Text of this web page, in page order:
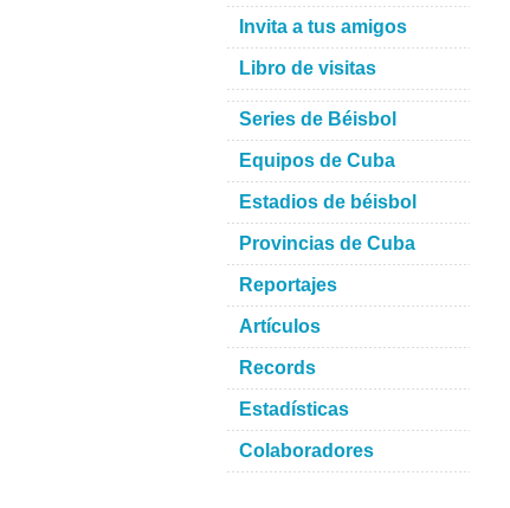
Invita a tus amigos
Libro de visitas
Series de Béisbol
Equipos de Cuba
Estadios de béisbol
Provincias de Cuba
Reportajes
Artículos
Records
Estadísticas
Colaboradores